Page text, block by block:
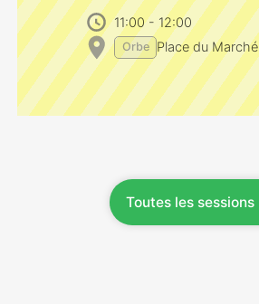
11:00- 12:00
Orbe Place du Marché
Toutes les sessions